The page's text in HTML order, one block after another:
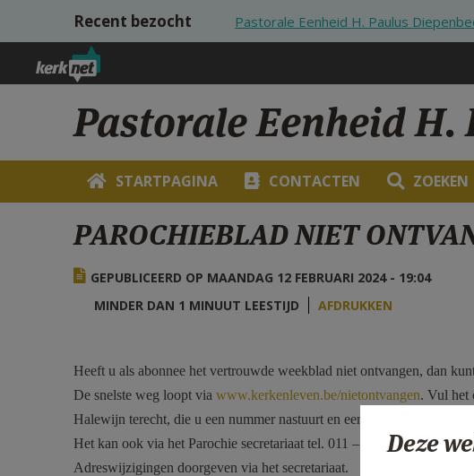
Overslaan en naar de inhoud gaan
Recent bezocht Pastorale Eenheid H. Paulus
Pastorale Eenheid H.
STARTPAGINA CONTACTEN ZOEKEN
PAROCHIEBLAD NIET
GEPUBLICEERD OP MAANDAG 12 FEBRUARI 2024 - 19:04
MINDER DAN 1 MINUUT LEESTIJD
AFDRUKKEN
Heeft u als abonnee het vertrouwde weekblad niet ontvangen, dan
De snelste weg loopt via www.kerkenleven.be/nietontvangen. Vul het
Halewijn terecht, die u een nummer nastuurt en een klacht indient bij de
Het kan ook via het Parochie secretariaat tel. 011 – 32 31 43
Adreswijzigingen doorgeven via het secretariaat.
Deze